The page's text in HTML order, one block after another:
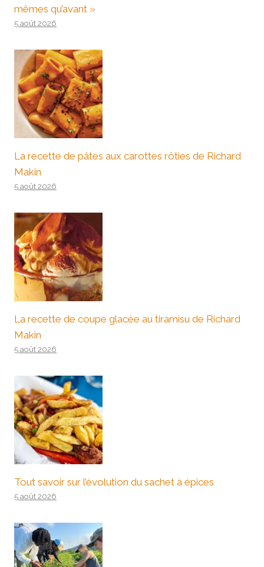
mêmes qu’avant »
5 août 2026
La recette de pâtes aux carottes rôties de Richard
Makin
5 août 2026
La recette de coupe glacée au tiramisu de Richard
Makin
5 août 2026
Tout savoir sur l’évolution du sachet à épices
5 août 2026